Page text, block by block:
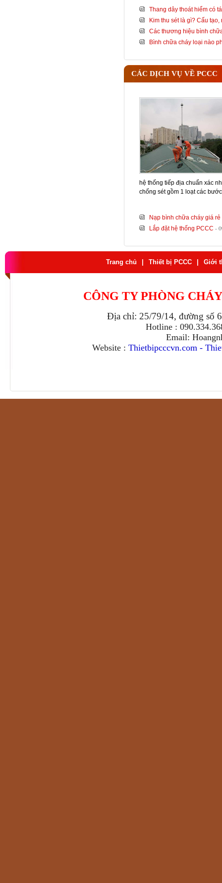
Thang dây thoát hiểm có
Kim thu sét là gì? Cấu
Các thương hiệu bình
Bình chữa cháy loại nào
CÁC DỊCH VỤ VỀ PCCC
hệ thống tiếp địa chuẩn xác
chống sét gồm 1 loạt các
Nạp bình chữa cháy giá rẻ
Lắp đặt hệ thống PCCC -
Trang chủ Thiết bị PCCC Giới
CÔNG TY PHÒNG
Địa chỉ: 25/79/14, đường số
Hotline :
Email:
Website : Thietbipcccvn.com -